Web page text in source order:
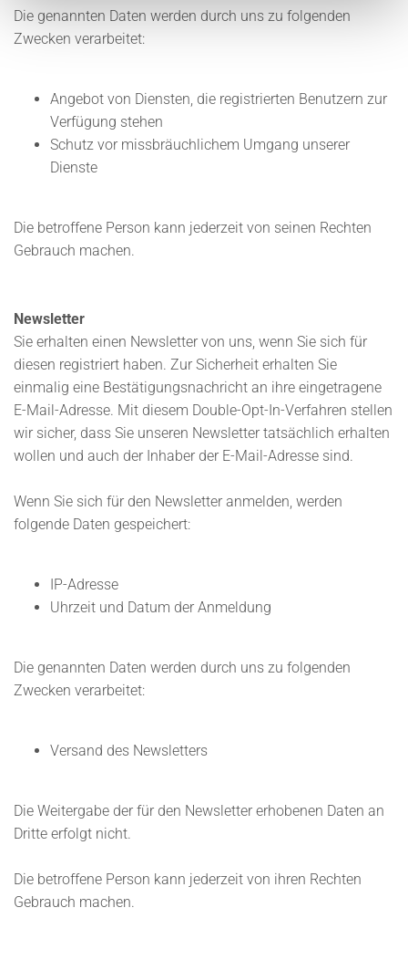
Die genannten Daten werden durch uns zu folgenden
Zwecken verarbeitet:
Angebot von Diensten, die registrierten Benutzern zur
Verfügung stehen
Schutz vor missbräuchlichem Umgang unserer
Dienste
Die betroffene Person kann jederzeit von seinen Rechten
Gebrauch machen.
Newsletter
Sie erhalten einen Newsletter von uns, wenn Sie sich für
diesen registriert haben. Zur Sicherheit erhalten Sie
einmalig eine Bestätigungsnachricht an ihre eingetragene
E-Mail-Adresse. Mit diesem Double-Opt-In-Verfahren stellen
wir sicher, dass Sie unseren Newsletter tatsächlich erhalten
wollen und auch der Inhaber der E-Mail-Adresse sind.
Wenn Sie sich für den Newsletter anmelden, werden
folgende Daten gespeichert:
IP-Adresse
Uhrzeit und Datum der Anmeldung
Die genannten Daten werden durch uns zu folgenden
Zwecken verarbeitet:
Versand des Newsletters
Die Weitergabe der für den Newsletter erhobenen Daten an
Dritte erfolgt nicht.
Die betroffene Person kann jederzeit von ihren Rechten
Gebrauch machen.